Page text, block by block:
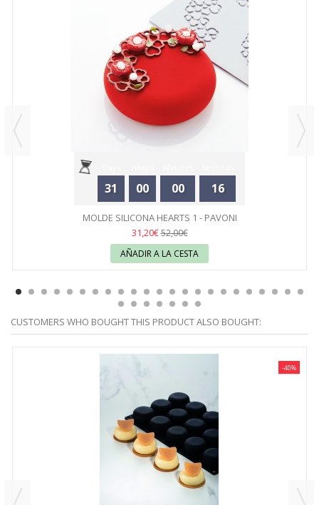
31 00 00 16
MOLDE SILICONA HEARTS 1 - PAVONI
31,20€52,00€
AÑADIR A LA CESTA
CUSTOMERS WHO BOUGHT THIS PRODUCT ALSO BOUGHT:
-40%